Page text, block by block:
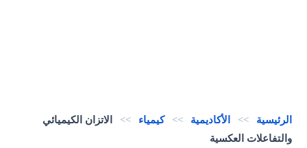
الرئيسية >> الأكاديمية >> كيمياء >>
الاتزان الكيميائي
والتفاعلات العكسية